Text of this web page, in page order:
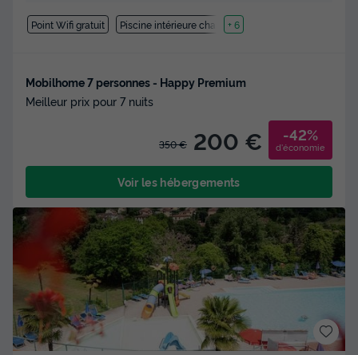
Point Wifi gratuit Piscine intérieure chauffée
+ 6
Mobilhome 7 personnes - Happy Premium
Meilleur prix pour 7 nuits
350 € 200 € -42%
d'économie
Voir les hébergements